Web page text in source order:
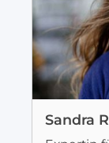
Sandra